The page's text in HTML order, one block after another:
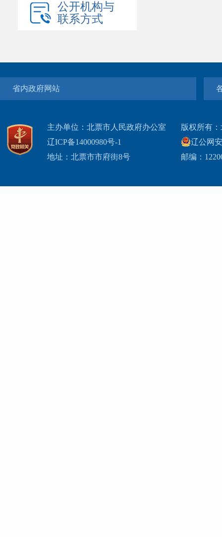
公开机构与
联系方式
省内政府网站
主办单位：北票市人民政府办公室
辽ICP备14000980号-1
地址：北票市市府街8号
版权所有
辽公网
邮编：